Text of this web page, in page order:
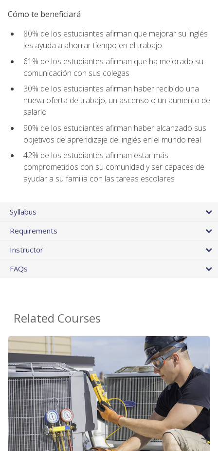
Cómo te beneficiará
80% de los estudiantes afirman que mejorar su inglés
les ayuda a ahorrar tiempo en el trabajo
61% de los estudiantes afirman que ha mejorado su
comunicación con sus colegas
30% de los estudiantes afirman haber recibido una
nueva oferta de trabajo, un ascenso o un aumento de
salario
90% de los estudiantes afirman haber alcanzado sus
objetivos de aprendizaje del inglés en el mundo real
42% de los estudiantes afirman estar más
comprometidos con su comunidad y ser capaces de
ayudar a su familia con las tareas escolares
Syllabus
Requirements
Instructor
FAQs
Related Courses